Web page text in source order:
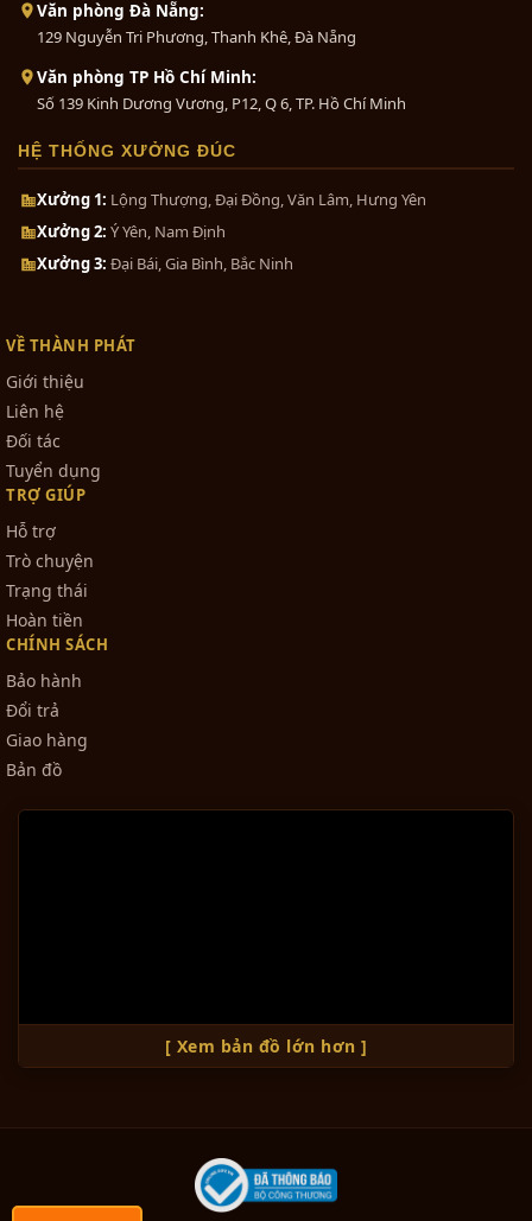
Văn phòng Đà Nẵng:
129 Nguyễn Tri Phương, Thanh Khê, Đà Nẵng
Văn phòng TP Hồ Chí Minh:
Số 139 Kinh Dương Vương, P12, Q 6, TP. Hồ Chí Minh
HỆ THỐNG XƯỞNG ĐÚC
Xưởng 1: Lộng Thượng, Đại Đồng, Văn Lâm, Hưng Yên
Xưởng 2: Ý Yên, Nam Định
Xưởng 3: Đại Bái, Gia Bình, Bắc Ninh
VỀ THÀNH PHÁT
Giới thiệu
Liên hệ
Đối tác
Tuyển dụng
TRỢ GIÚP
Hỗ trợ
Trò chuyện
Trạng thái
Hoàn tiền
CHÍNH SÁCH
Bảo hành
Đổi trả
Giao hàng
Bản đồ
[ Xem bản đồ lớn hơn ]